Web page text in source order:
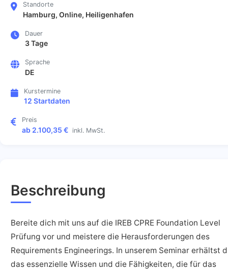
Standorte
Hamburg, Online, Heiligenhafen
Dauer
3 Tage
Sprache
DE
Kurstermine
12 Startdaten
Preis
ab 2.100,35 € inkl. MwSt.
Beschreibung
Bereite dich mit uns auf die IREB CPRE Foundation Level
Prüfung vor und meistere die Herausforderungen des
Requirements Engineerings. In unserem Seminar erhältst
das essenzielle Wissen und die Fähigkeiten, die für das